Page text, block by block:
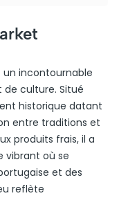
un incontournable
culture. Situé
historique datant
entre traditions et
produits frais, il a
vibrant où se
et des
reflète